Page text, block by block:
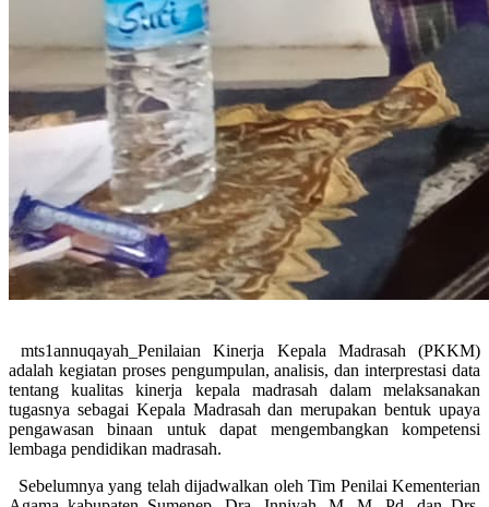
mts1annuqayah_Penilaian Kinerja Kepala Madrasah (PKKM)
adalah kegiatan proses pengumpulan, analisis, dan interprestasi data
tentang kualitas kinerja kepala madrasah dalam melaksanakan
tugasnya sebagai Kepala Madrasah dan merupakan bentuk upaya
pengawasan binaan untuk dapat mengembangkan kompetensi
lembaga pendidikan madrasah.
Sebelumnya yang telah dijadwalkan oleh Tim Penilai Kementerian